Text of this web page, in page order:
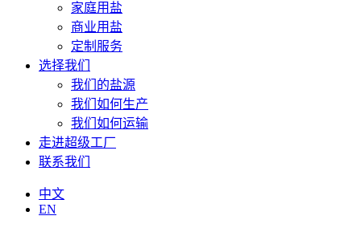
家庭用盐
商业用盐
定制服务
选择我们
我们的盐源
我们如何生产
我们如何运输
走进超级工厂
联系我们
中文
EN